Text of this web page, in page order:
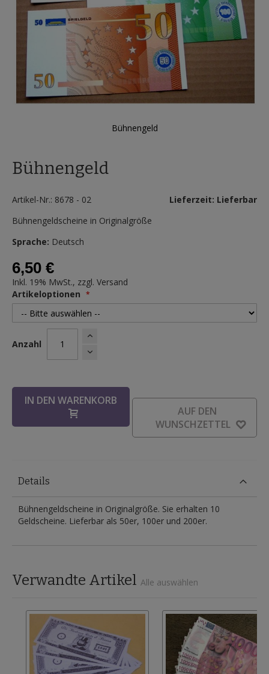
Bühnengeld
der
Bühnengeld
Artikel-Nr.: 8678 - 02
Lieferzeit: Lieferbar
Bühnengeldscheine in Originalgröße
Sprache: Deutsch
6,50 €
Inkl. 19% MwSt., zzgl. Versand
Artikeloptionen
Anzahl
IN DEN WARENKORB
AUF DEN
WUNSCHZETTEL
Details
Bühnengeldscheine in Originalgröße. Sie erhalten 10
Geldscheine. Lieferbar als 50er, 100er und 200er.
Verwandte Artikel Alle auswählen